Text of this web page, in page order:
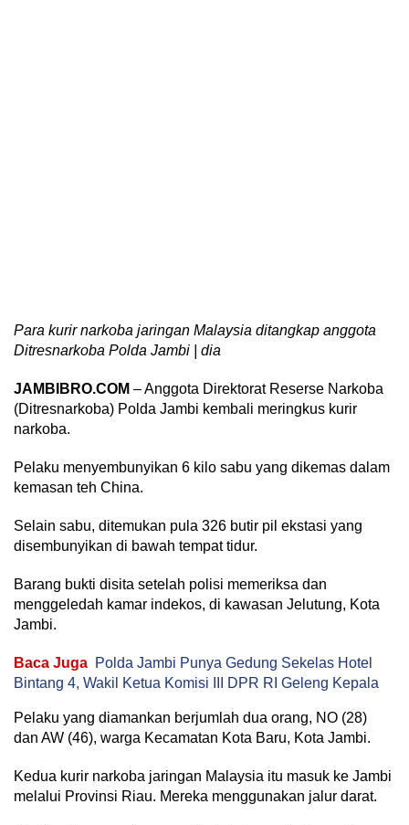
Para kurir narkoba jaringan Malaysia ditangkap anggota
Ditresnarkoba Polda Jambi | dia
JAMBIBRO.COM – Anggota Direktorat Reserse Narkoba
(Ditresnarkoba) Polda Jambi kembali meringkus kurir
narkoba.
Pelaku menyembunyikan 6 kilo sabu yang dikemas dalam
kemasan teh China.
Selain sabu, ditemukan pula 326 butir pil ekstasi yang
disembunyikan di bawah tempat tidur.
Barang bukti disita setelah polisi memeriksa dan
menggeledah kamar indekos, di kawasan Jelutung, Kota
Jambi.
Baca Juga Polda Jambi Punya Gedung Sekelas Hotel
Bintang 4, Wakil Ketua Komisi III DPR RI Geleng Kepala
Pelaku yang diamankan berjumlah dua orang, NO (28)
dan AW (46), warga Kecamatan Kota Baru, Kota Jambi.
Kedua kurir narkoba jaringan Malaysia itu masuk ke Jambi
melalui Provinsi Riau. Mereka menggunakan jalur darat.